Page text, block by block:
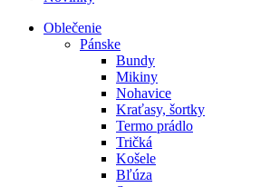
Oblečenie
Pánske
Bundy
Mikiny
Nohavice
Kraťasy, šortky
Termo prádlo
Tričká
Košele
Bľúza